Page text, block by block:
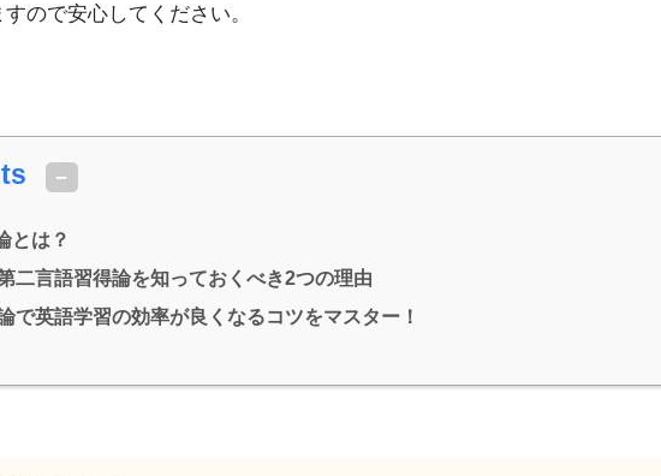
ので安心してください。
とは？
二言語習得論を知っておくべき2つの理由
で英語学習の効率が良くなるコツをマスター！